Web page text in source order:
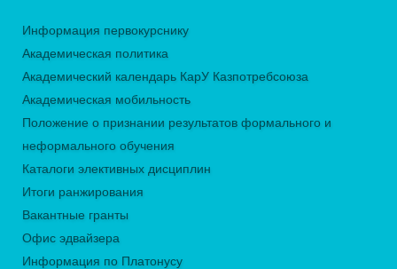
Информация первокурснику
Академическая политика
Академический календарь КарУ Казпотребсоюза
Академическая мобильность
Положение о признании результатов формального и
неформального обучения
Каталоги элективных дисциплин
Итоги ранжирования
Вакантные гранты
Офис эдвайзера
Информация по Платонусу